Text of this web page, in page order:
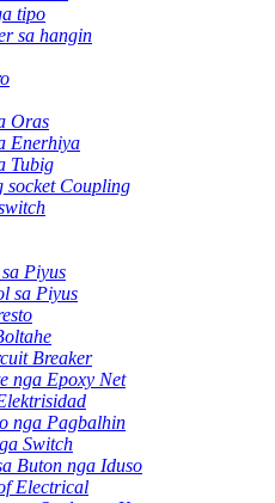
tipo
sa hangin
Oras
Enerhiya
Tubig
socket Coupling
Piyus
sa Piyus
Breaker
nga Epoxy Net
nga Pagbalhin
Switch
Buton nga Iduso
Electrical